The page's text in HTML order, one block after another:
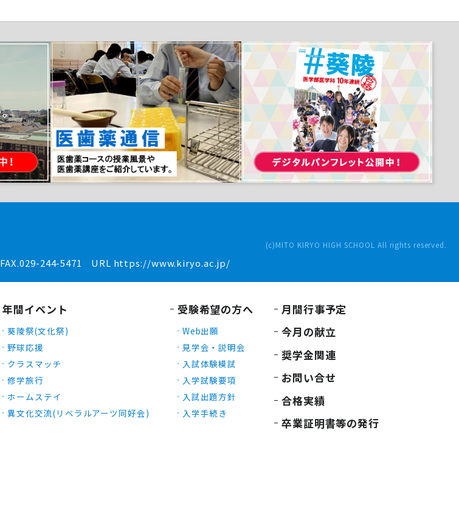
FAX.029-244-5471 URL https://www.kiryo.ac.jp/
(c)MITO KIRYO HIGH SCHOOL All rights reserved.
年間イベント
葵陵祭(文化祭)
野球応援
クラスマッチ
修学旅行
ホームステイ
異文化交流(リベラルアーツ同好会)
受験希望の方へ
Web出願
見学会・説明会
入試体験模試
入学試験要項
入試出題方針
入学手続き
月間行事予定
今月の献立
奨学金関連
お問い合せ
合格実績
卒業証明書等の発行